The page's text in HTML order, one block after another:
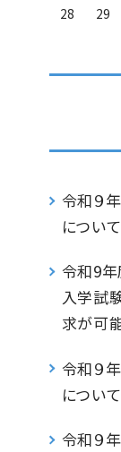
28
29
令和９
につい
令和9
入学試
求が可
令和９
について
令和９